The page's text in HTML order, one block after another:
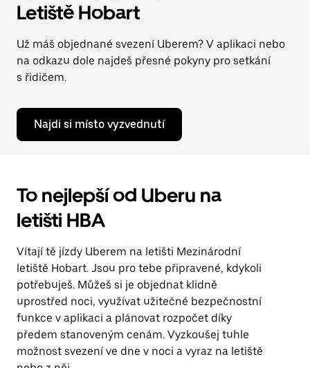
Letiště Hobart
Už máš objednané svezení Uberem? V aplikaci nebo
na odkazu dole najdeš přesné pokyny pro setkání
s řidičem.
Najdi si místo vyzvednutí
To nejlepší od Uberu na
letišti HBA
Vítají tě jízdy Uberem na letišti Mezinárodní
letiště Hobart. Jsou pro tebe připravené, kdykoli
potřebuješ. Můžeš si je objednat klidně
uprostřed noci, využívat užitečné bezpečnostní
funkce v aplikaci a plánovat rozpočet díky
předem stanoveným cenám. Vyzkoušej tuhle
možnost svezení ve dne v noci a vyraz na letiště